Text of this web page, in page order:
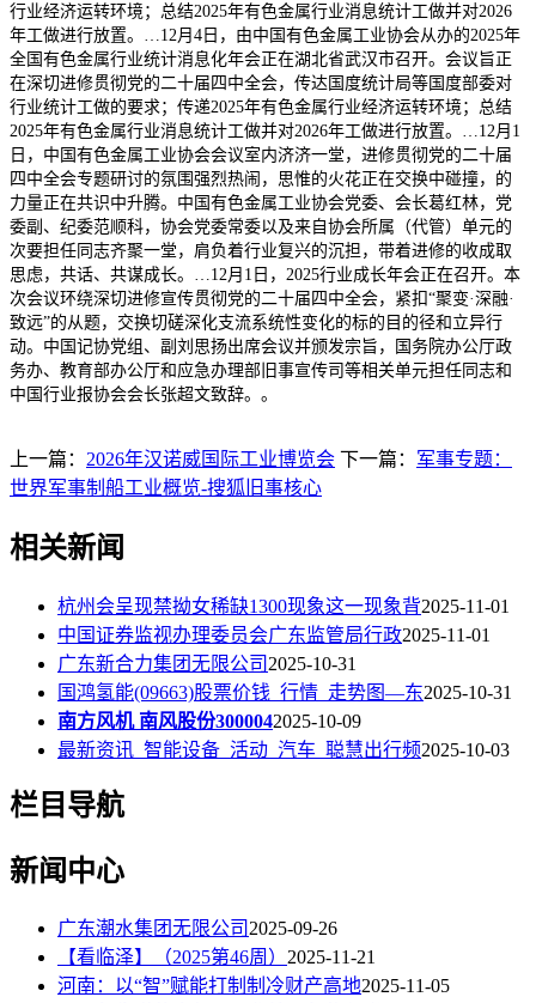
行业经济运转环境；总结2025年有色金属行业消息统计工做并对2026
年工做进行放置。…12月4日，由中国有色金属工业协会从办的2025年
全国有色金属行业统计消息化年会正在湖北省武汉市召开。会议旨正
在深切进修贯彻党的二十届四中全会，传达国度统计局等国度部委对
行业统计工做的要求；传递2025年有色金属行业经济运转环境；总结
2025年有色金属行业消息统计工做并对2026年工做进行放置。…12月1
日，中国有色金属工业协会会议室内济济一堂，进修贯彻党的二十届
四中全会专题研讨的氛围强烈热闹，思惟的火花正在交换中碰撞，的
力量正在共识中升腾。中国有色金属工业协会党委、会长葛红林，党
委副、纪委范顺科，协会党委常委以及来自协会所属（代管）单元的
次要担任同志齐聚一堂，肩负着行业复兴的沉担，带着进修的收成取
思虑，共话、共谋成长。…12月1日，2025行业成长年会正在召开。本
次会议环绕深切进修宣传贯彻党的二十届四中全会，紧扣“聚变·深融·
致远”的从题，交换切磋深化支流系统性变化的标的目的径和立异行
动。中国记协党组、副刘思扬出席会议并颁发宗旨，国务院办公厅政
务办、教育部办公厅和应急办理部旧事宣传司等相关单元担任同志和
中国行业报协会会长张超文致辞。。
上一篇： 2026年汉诺威国际工业博览会 下一篇： 军事专题：
世界军事制船工业概览-搜狐旧事核心
相关新闻
杭州会呈现禁拗女稀缺1300现象这一现象背2025-11-01
中国证券监视办理委员会广东监管局行政2025-11-01
广东新合力集团无限公司 2025-10-31
国鸿氢能(09663)股票价钱_行情_走势图—东2025-10-31
南方风机 南风股份3000042025-10-09
最新资讯_智能设备_活动_汽车_聪慧出行频2025-10-03
栏目导航
新闻中心
广东潮水集团无限公司2025-09-26
【看临泽】（2025第46周） 2025-11-21
河南：以“智”赋能打制制冷财产高地2025-11-05